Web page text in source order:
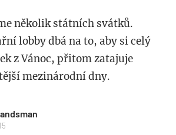
několik státních svátků.
lobby dbá na to, aby si celý
z Vánoc, přitom zatajuje
mezinárodní dny.